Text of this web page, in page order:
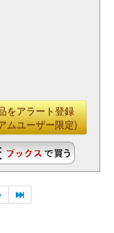
をアラート登録
ムユーザー限定)